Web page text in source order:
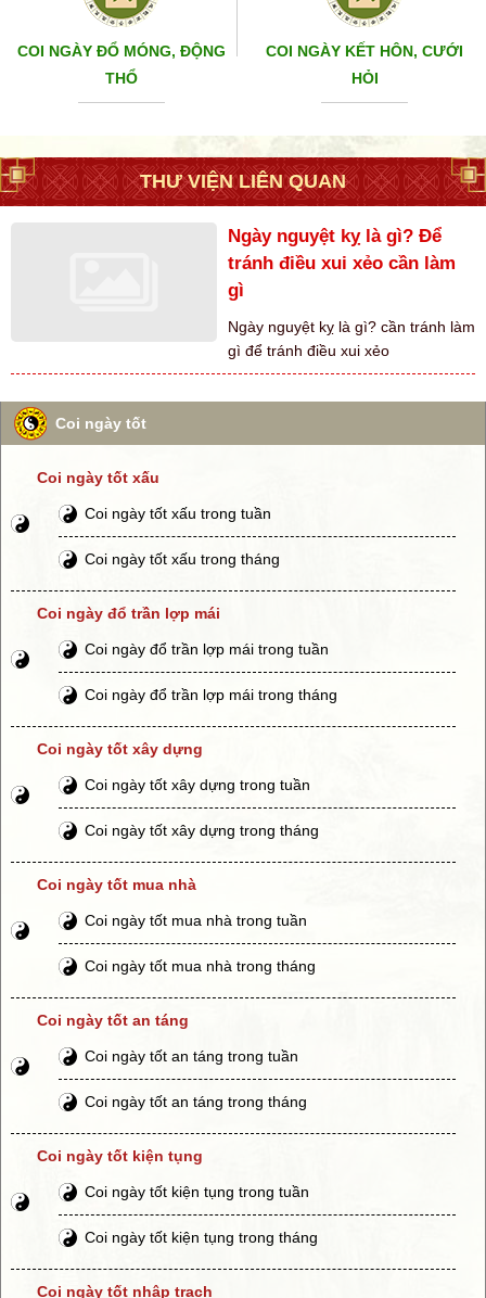
COI NGÀY ĐỔ MÓNG, ĐỘNG
THỔ
COI NGÀY KẾT HÔN, CƯỚI
HỎI
THƯ VIỆN LIÊN QUAN
Ngày nguyệt kỵ là gì? Để
tránh điều xui xẻo cần làm
gì
Ngày nguyệt kỵ là gì? cần tránh làm
gì để tránh điều xui xẻo
Coi ngày tốt
Coi ngày tốt xấu
Coi ngày tốt xấu trong tuần
Coi ngày tốt xấu trong tháng
Coi ngày đổ trần lợp mái
Coi ngày đổ trần lợp mái trong tuần
Coi ngày đổ trần lợp mái trong tháng
Coi ngày tốt xây dựng
Coi ngày tốt xây dựng trong tuần
Coi ngày tốt xây dựng trong tháng
Coi ngày tốt mua nhà
Coi ngày tốt mua nhà trong tuần
Coi ngày tốt mua nhà trong tháng
Coi ngày tốt an táng
Coi ngày tốt an táng trong tuần
Coi ngày tốt an táng trong tháng
Coi ngày tốt kiện tụng
Coi ngày tốt kiện tụng trong tuần
Coi ngày tốt kiện tụng trong tháng
Coi ngày tốt nhập trạch